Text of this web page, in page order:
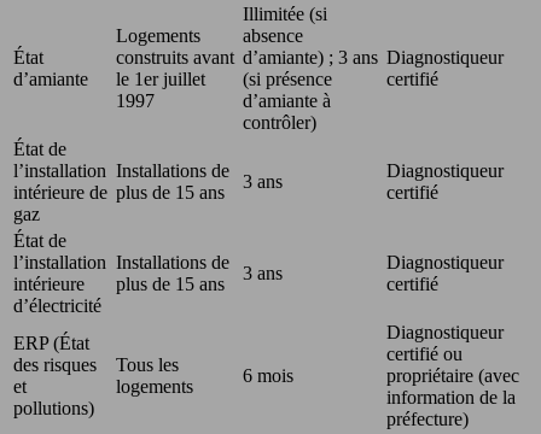
État
d’amiante
Logements
construits avant
le 1er juillet
1997
Illimitée (si
absence
d’amiante) ; 3 ans
(si présence
d’amiante à
contrôler)
Diagnostiqueur
certifié
État de
l’installation
intérieure de
gaz
Installations de
plus de 15 ans
3 ans
Diagnostiqueur
certifié
État de
l’installation
intérieure
d’électricité
Installations de
plus de 15 ans
3 ans
Diagnostiqueur
certifié
ERP (État
des risques
et
pollutions)
Tous les
logements
6 mois
Diagnostiqueur
certifié ou
propriétaire (avec
information de la
préfecture)